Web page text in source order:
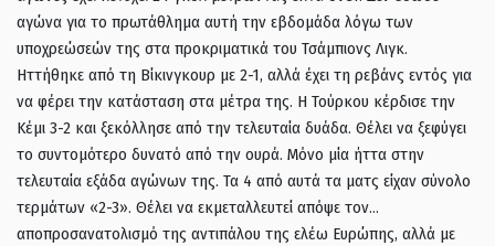
αγώνα για το πρωτάθλημα αυτή την εβδομάδα λόγω των
υποχρεώσεών της στα προκριματικά του Τσάμπιονς Λιγκ.
Ηττήθηκε από τη Βίκινγκουρ με 2-1, αλλά έχει τη ρεβάνς εντός για
να φέρει την κατάσταση στα μέτρα της. Η Τούρκου κέρδισε την
Κέμι 3-2 και ξεκόλλησε από την τελευταία δυάδα. Θέλει να ξεφύγει
το συντομότερο δυνατό από την ουρά. Μόνο μία ήττα στην
τελευταία εξάδα αγώνων της. Τα 4 από αυτά τα ματς είχαν σύνολο
τερμάτων «2-3». Θέλει να εκμεταλλευτεί απόψε τον…
αποπροσανατολισμό της αντιπάλου της ελέω Ευρώπης, αλλά με